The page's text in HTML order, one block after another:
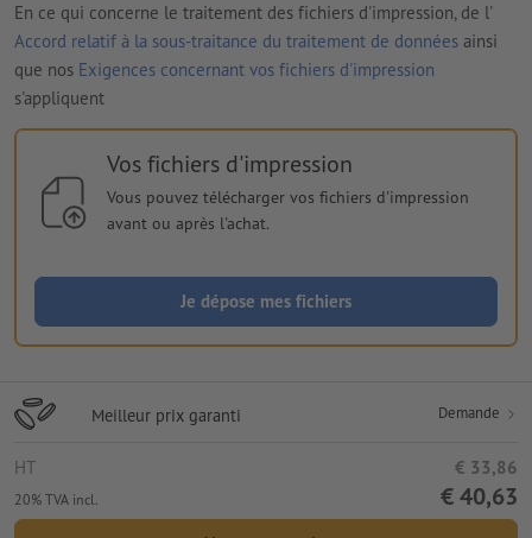
En ce qui concerne le traitement des fichiers d'impression, de l'
Accord relatif à la sous-traitance du traitement de données ainsi
que nos Exigences concernant vos fichiers d'impression
s'appliquent
Vos fichiers d'impression
Vous pouvez télécharger vos fichiers d'impression
avant ou après l'achat.
Je dépose mes fichiers
Meilleur prix garanti Demande
HT € 33,86
20% TVA incl. € 40,63